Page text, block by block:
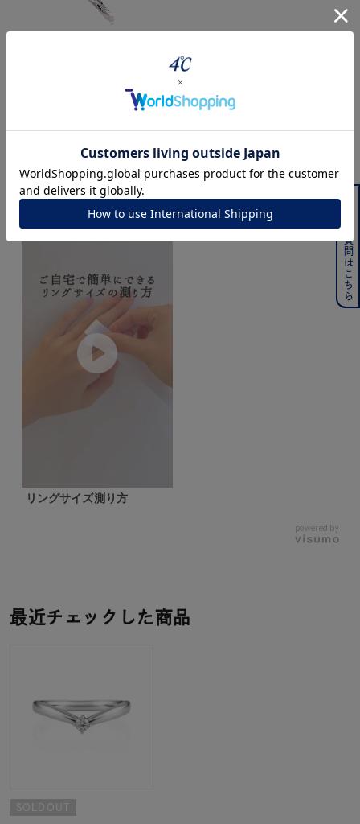
ジュエリーを色々な角度で
Style Video
リングサイズ測り方
powered by
最近チェックした商品
SOLDOUT
よくある質問はこちら